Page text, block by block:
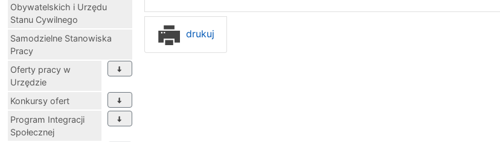
Obywatelskich i Urzędu
Stanu Cywilnego
Samodzielne Stanowiska
Pracy
Oferty pracy w
Urzędzie
Konkursy ofert
Program Integracji
Społecznej
drukuj